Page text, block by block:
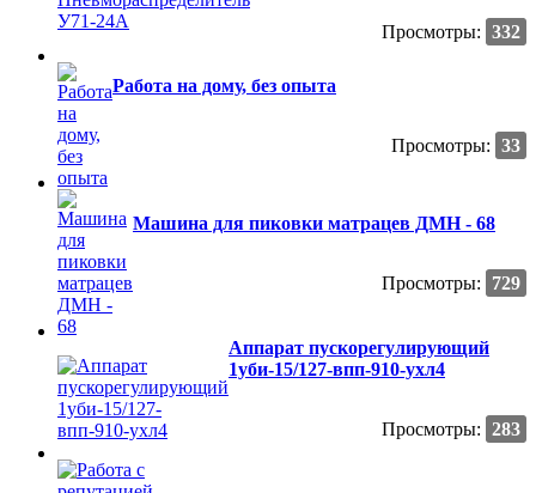
Просмотры: 332
Работа на дому, без опыта
Просмотры: 33
Машина для пиковки матрацев ДМН - 68
Просмотры: 729
Аппарат пускорегулирующий
1уби-15/127-впп-910-ухл4
Просмотры: 283